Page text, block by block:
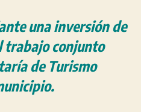
una inversión de
trabajo conjunto
de Turismo